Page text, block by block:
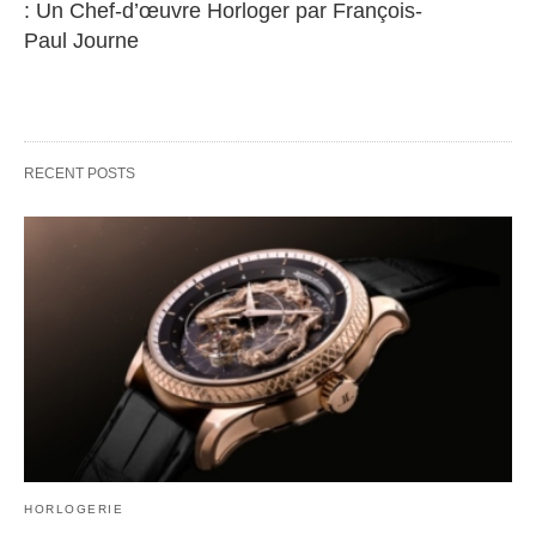
: Un Chef-d’œuvre Horloger par François-
Paul Journe
RECENT POSTS
HORLOGERIE